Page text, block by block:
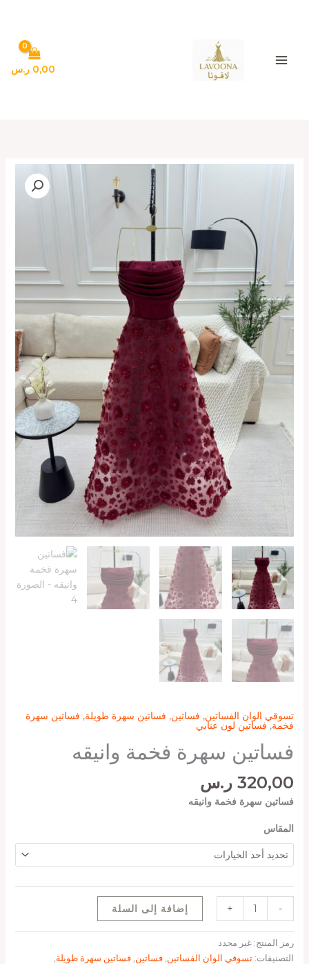
0,00 ر.س
تسوقي الوان الفساتين, فساتين, فساتين سهرة طويلة, فساتين سهرة
فخمة,فساتين لون عنابي
فساتين سهرة فخمة وانيقه
320,00 ر.س
فساتين سهرة فخمة وانيقه
المقاس
-
+ إضافة إلى السلة
رمز المنتج: غير محدد
التصنيفات: تسوقي الوان الفساتين فساتين فساتين سهرة طويلة